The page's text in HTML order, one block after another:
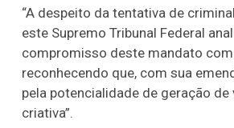
“A despeito da tentativa de
este Supremo Tribunal Federal
compromisso deste mandato com
reconhecendo que, com sua
pela potencialidade de geração
criativa”.